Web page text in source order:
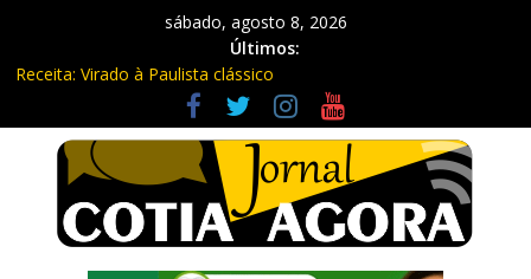
sábado, agosto 8, 2026
Últimos:
Receita: Virado à Paulista clássico
Ladrão de farmácia e procurado por maus-tratos são presos em
Vargem Grande Paulista
Cine Sustentável traz cinema ao ar livre e educação ambiental
para Vargem Grande
WhatsApp vai parar de funcionar em vários celulares antigos em
setembro